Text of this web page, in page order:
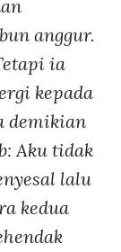
anggur.
ia
kepada
demikian
Aku tidak
lalu
kedua